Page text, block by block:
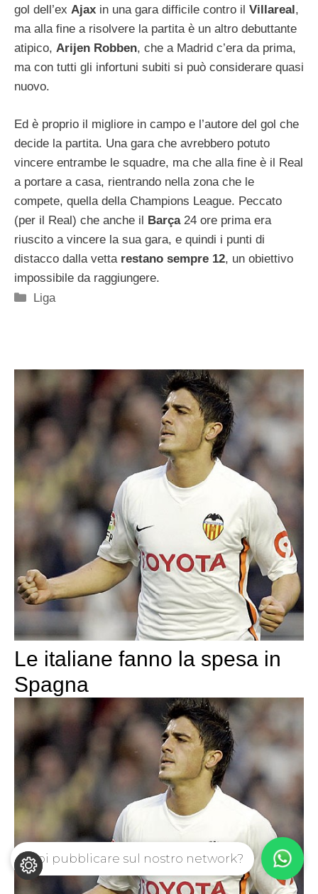
gol dell’ex Ajax in una gara difficile contro il Villareal ,
ma alla fine a risolvere la partita è un altro debuttante
atipico, Arijen Robben, che a Madrid c’era da prima,
ma con tutti gli infortuni subiti si può considerare quasi
nuovo.
Ed è proprio il migliore in campo e l’autore del gol che
decide la partita. Una gara che avrebbero potuto
vincere entrambe le squadre, ma che alla fine è il Real
a portare a casa, rientrando nella zona che le
compete, quella della Champions League. Peccato
(per il Real) che anche il Barça 24 ore prima era
riuscito a vincere la sua gara, e quindi i punti di
distacco dalla vetta restano sempre 12, un obiettivo
impossibile da raggiungere.
Categorie
Liga
Le italiane fanno la spesa in
Spagna
Vuoi pubblicare sul nostro network?